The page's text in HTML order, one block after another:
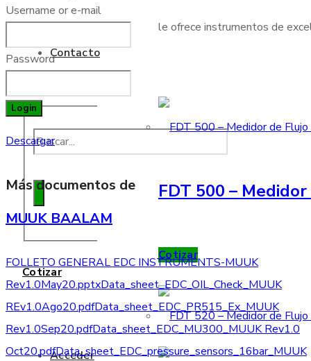
Contacto
Cotizar
Acceder
le ofrece instrumentos de
FDT 500 –
Cotizar
Username or e-mail
Password
Login
Descargar
Más documentos de
MUUK BAALAM
FOLLETO GENERAL EDC INSTRUMENTS-MUUK
Rev1.0May20.pptxData_sheet_EDC_OIL_Check_MUUK
REv1.0Ago20.pdfData_sheet_EDC_PR515_Ex_MUUK
Rev1.0Sep20.pdfData_sheet_EDC_MU300_MUUK Rev1.0
Oct20.pdfData_sheet_EDC_pressure_sensors_16bar_MUUK